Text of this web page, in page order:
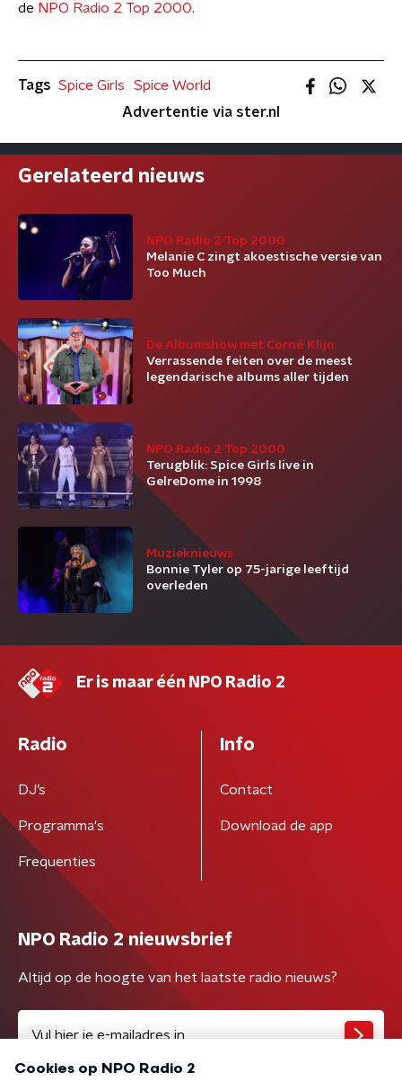
de NPO Radio 2 Top 2000.
Tags Spice Girls
Spice World
Advertentie via ster.nl
Gerelateerd nieuws
NPO Radio 2 Top 2000
Melanie C zingt akoestische versie van
Too Much
De Albumshow met Corné Klijn
Verrassende feiten over de meest
legendarische albums aller tijden
NPO Radio 2 Top 2000
Terugblik: Spice Girls live in
GelreDome in 1998
Muzieknieuws
Bonnie Tyler op 75-jarige leeftijd
overleden
Er is maar één NPO Radio 2
Radio
DJ’s
Programma's
Frequenties
Info
Contact
Download de app
NPO Radio 2 nieuwsbrief
Altijd op de hoogte van het laatste radio nieuws?